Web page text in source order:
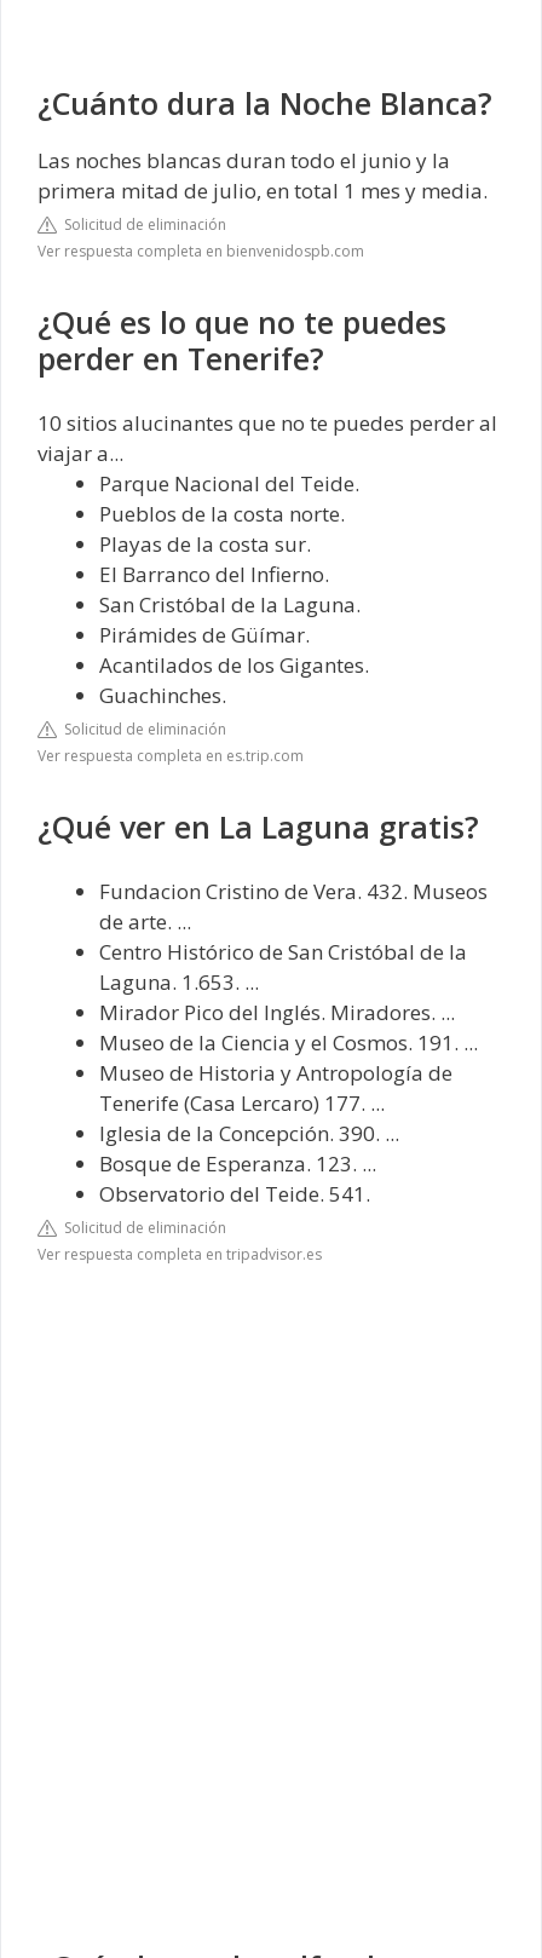
¿Cuánto dura la Noche Blanca?
Las noches blancas duran todo el junio y la
primera mitad de julio, en total 1 mes y media.
Solicitud de eliminación
Ver respuesta completa en bienvenidospb.com
¿Qué es lo que no te puedes
perder en Tenerife?
10 sitios alucinantes que no te puedes perder al
viajar a...
Parque Nacional del Teide.
Pueblos de la costa norte.
Playas de la costa sur.
El Barranco del Infierno.
San Cristóbal de la Laguna.
Pirámides de Güímar.
Acantilados de los Gigantes.
Guachinches.
Solicitud de eliminación
Ver respuesta completa en es.trip.com
¿Qué ver en La Laguna gratis?
Fundacion Cristino de Vera. 432. Museos
de arte. ...
Centro Histórico de San Cristóbal de la
Laguna. 1.653. ...
Mirador Pico del Inglés. Miradores. ...
Museo de la Ciencia y el Cosmos. 191. ...
Museo de Historia y Antropología de
Tenerife (Casa Lercaro) 177. ...
Iglesia de la Concepción. 390. ...
Bosque de Esperanza. 123. ...
Observatorio del Teide. 541.
Solicitud de eliminación
Ver respuesta completa en tripadvisor.es